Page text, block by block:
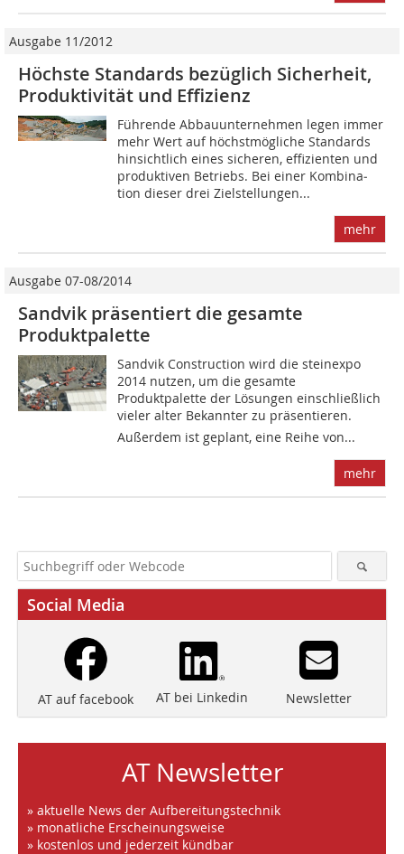
Ausgabe 11/2012
Höchste Standards bezüglich Sicherheit,
Produktivität und Effizienz
Führende Abbauunternehmen legen immer
mehr Wert auf höchstmögliche Standards
hinsichtlich eines sicheren, effizienten und
produktiven Betriebs. Bei einer Kombina­
tion dieser drei Zielstellungen...
mehr
Ausgabe 07-08/2014
Sandvik präsentiert die gesamte
Produktpalette
Sandvik Construction wird die steinexpo
2014 nutzen, um die gesamte
Produktpalette der Lösungen einschließlich
vieler alter Bekannter zu präsentieren.
Außerdem ist geplant, eine Reihe von...
mehr
Social Media
AT auf facebook AT bei Linkedin Newsletter
AT Newsletter
» aktuelle News der Aufbereitungstechnik
» monatliche Erscheinungsweise
» kostenlos und jederzeit kündbar